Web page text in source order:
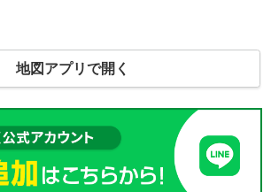
地図アプリで開く